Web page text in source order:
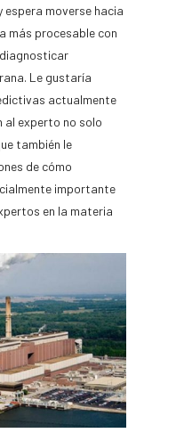
espera moverse hacia
más procesable con
Le gustaría
actualmente
al experto no solo
también le
de cómo
importante
en la materia